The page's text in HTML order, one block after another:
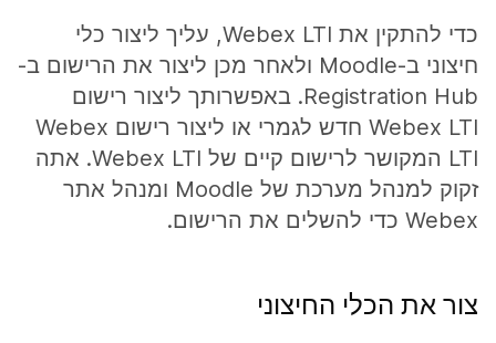
כדי להתקין את Webex LTI, עליך ליצור כלי
חיצוני ב-Moodle ולאחר מכן ליצור את הרישום ב-
Registration Hub. באפשרותך ליצור רישום
Webex LTI חדש לגמרי או ליצור רישום Webex
LTI המקושר לרישום קיים של Webex LTI. אתה
זקוק למנהל מערכת של Moodle ומנהל אתר
Webex כדי להשלים את הרישום.
צור את הכלי החיצוני